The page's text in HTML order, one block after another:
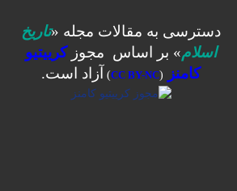
دسترسی به مقالات مجله «تاریخ
اسلام» بر اساس مجوزکرییتیو
کامنز
(
CC BY-NC
) آزاد است.